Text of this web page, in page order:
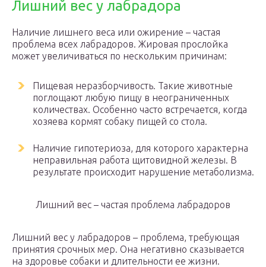
Лишний вес у лабрадора
Наличие лишнего веса или ожирение – частая
проблема всех лабрадоров. Жировая прослойка
может увеличиваться по нескольким причинам:
Пищевая неразборчивость. Такие животные
поглощают любую пищу в неограниченных
количествах. Особенно часто встречается, когда
хозяева кормят собаку пищей со стола.
Наличие гипотериоза, для которого характерна
неправильная работа щитовидной железы. В
результате происходит нарушение метаболизма.
Лишний вес – частая проблема лабрадоров
Лишний вес у лабрадоров – проблема, требующая
принятия срочных мер. Она негативно сказывается
на здоровье собаки и длительности ее жизни.